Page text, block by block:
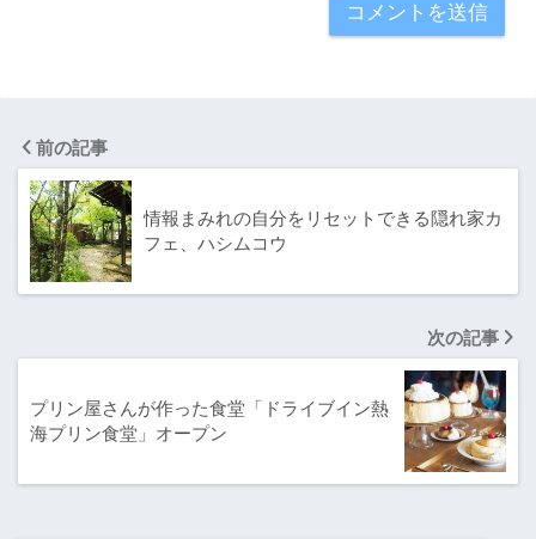
前の記事
情報まみれの自分をリセットできる隠れ家カ
フェ、ハシムコウ
次の記事
プリン屋さんが作った食堂「ドライブイン熱
海プリン食堂」オープン